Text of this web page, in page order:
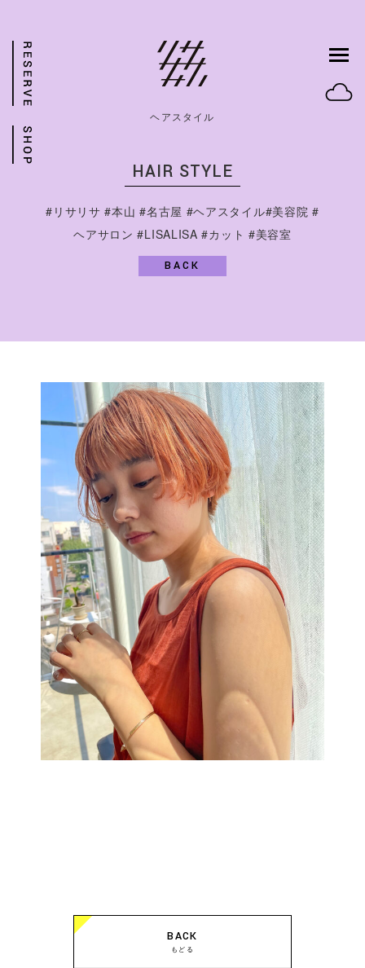
ヘアスタイル
HAIR STYLE
#リサリサ #本山 #名古屋 #ヘアスタイル#美容院 #
ヘアサロン #LISALISA #カット #美容室
BACK
BACK
もどる